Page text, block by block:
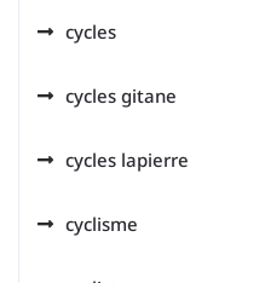
cycles
cycles gitane
cycles lapierre
cyclisme